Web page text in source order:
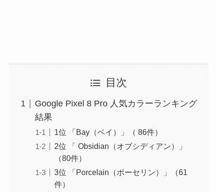
目次
Google Pixel 8 Pro 人気カラーランキング
結果
1位 「Bay（ベイ）」（ 86件）
2位 「 Obsidian（オブシディアン）」
（80件）
3位 「Porcelain（ポーセリン）」（61
件）